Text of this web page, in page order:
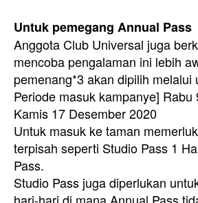
Untuk pemegang Annual Pass
Anggota Club Universal juga
mencoba pengalaman ini lebih
pemenang*3 akan dipilih melalui
Periode masuk kampanye] Rabu
Kamis 17 Desember 2020
Untuk masuk ke taman
terpisah seperti Studio Pass 1
Pass.
Studio Pass juga diperlukan